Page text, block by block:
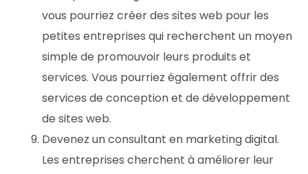
vous pourriez créer des sites web pour les
petites entreprises qui recherchent un moyen
simple de promouvoir leurs produits et
services. Vous pourriez également offrir des
services de conception et de développement
de sites web.
Devenez un consultant en marketing digital.
Les entreprises cherchent à améliorer leur